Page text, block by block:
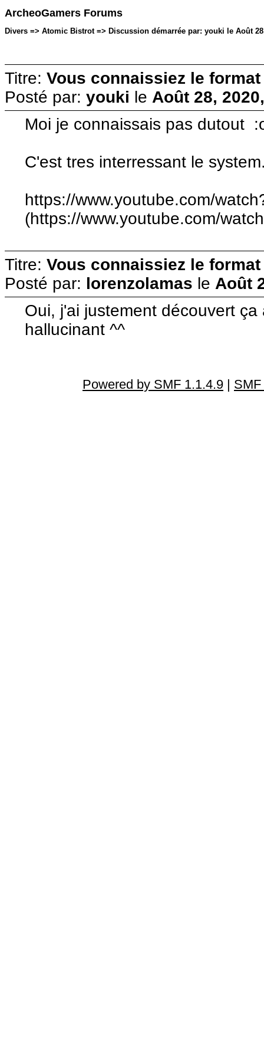
ArcheoGamers Forums
Divers => Atomic Bistrot => Discussion démarrée par: youki le Août
Titre: Vous connaissiez le
Posté par: youki le Août 28,
Moi je connaissais pas dutout
C'est tres interressant le
https://www.youtube.com/
(https://www.youtube.com/
Titre: Vous connaissiez le
Posté par: lorenzolamas le Août
Oui, j'ai justement découvert
hallucinant ^^
Powered by SMF 1.1.4.9 |